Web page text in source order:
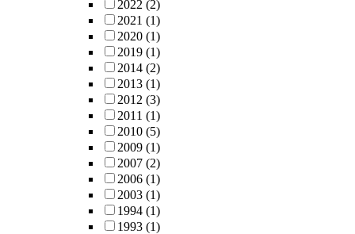
2022 (2)
2021 (1)
2020 (1)
2019 (1)
2014 (2)
2013 (1)
2012 (3)
2011 (1)
2010 (5)
2009 (1)
2007 (2)
2006 (1)
2003 (1)
1994 (1)
1993 (1)